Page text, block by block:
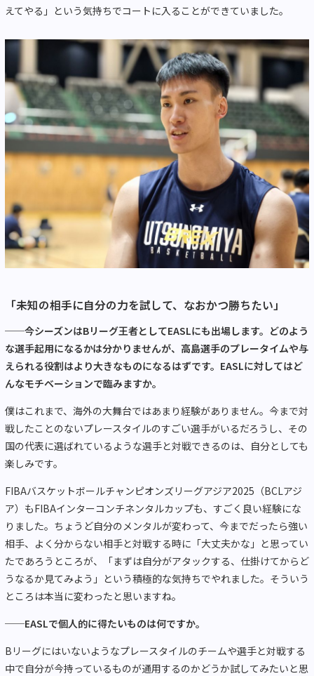
えてやる」という気持ちでコートに入ることができていました。
「未知の相手に自分の力を試して、なおかつ勝ちたい」
──今シーズンはBリーグ王者としてEASLにも出場します。どのよう
な選手起用になるかは分かりませんが、高島選手のプレータイムや与
えられる役割はより大きなものになるはずです。EASLに対してはど
んなモチベーションで臨みますか。
僕はこれまで、海外の大舞台ではあまり経験がありません。今まで対
戦したことのないプレースタイルのすごい選手がいるだろうし、その
国の代表に選ばれているような選手と対戦できるのは、自分としても
楽しみです。
FIBAバスケットボールチャンピオンズリーグアジア2025（BCLアジ
ア）もFIBAインターコンチネンタルカップも、すごく良い経験にな
りました。ちょうど自分のメンタルが変わって、今までだったら強い
相手、よく分からない相手と対戦する時に「大丈夫かな」と思ってい
たであろうところが、「まずは自分がアタックする、仕掛けてからど
うなるか見てみよう」という積極的な気持ちでやれました。そういう
ところは本当に変わったと思いますね。
──EASLで個人的に得たいものは何ですか。
Bリーグにはいないようなプレースタイルのチームや選手と対戦する
中で自分が今持っているものが通用するのかどうか試してみたいと思